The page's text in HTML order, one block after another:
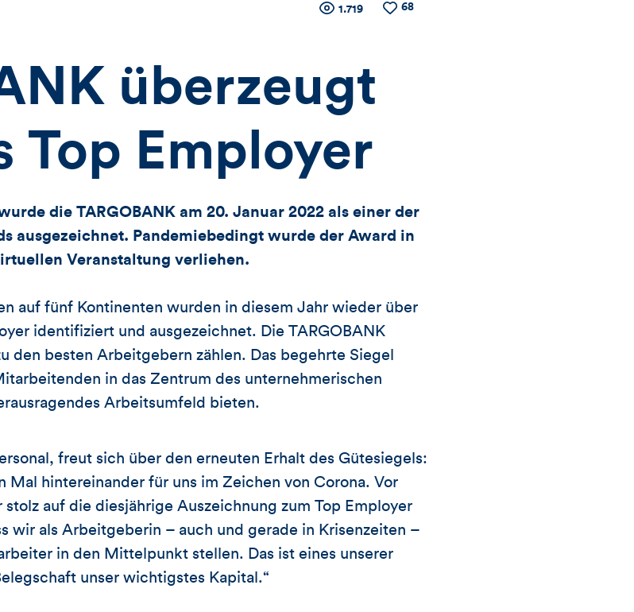
Zähler
für
Views,
Likes
und
Kommentare
dieses
Artikels
Anzahl
1.719
Anzahl
68
überzeugt
Top Employer
die TARGOBANK am 20. Januar 2022 als einer der
ausgezeichnet. Pandemiebedingt wurde der Award in
Veranstaltung verliehen.
auf fünf Kontinenten wurden in diesem Jahr wieder über
identifiziert und ausgezeichnet. Die TARGOBANK
den besten Arbeitgebern zählen. Das begehrte Siegel
in das Zentrum des unternehmerischen
Arbeitsumfeld bieten.
freut sich über den erneuten Erhalt des Gütesiegels:
Mal hintereinander für uns im Zeichen von Corona. Vor
auf die diesjährige Auszeichnung zum Top Employer
wir als Arbeitgeberin – auch und gerade in Krisenzeiten –
in den Mittelpunkt stellen. Das ist eines unserer
unser wichtigstes Kapital.“